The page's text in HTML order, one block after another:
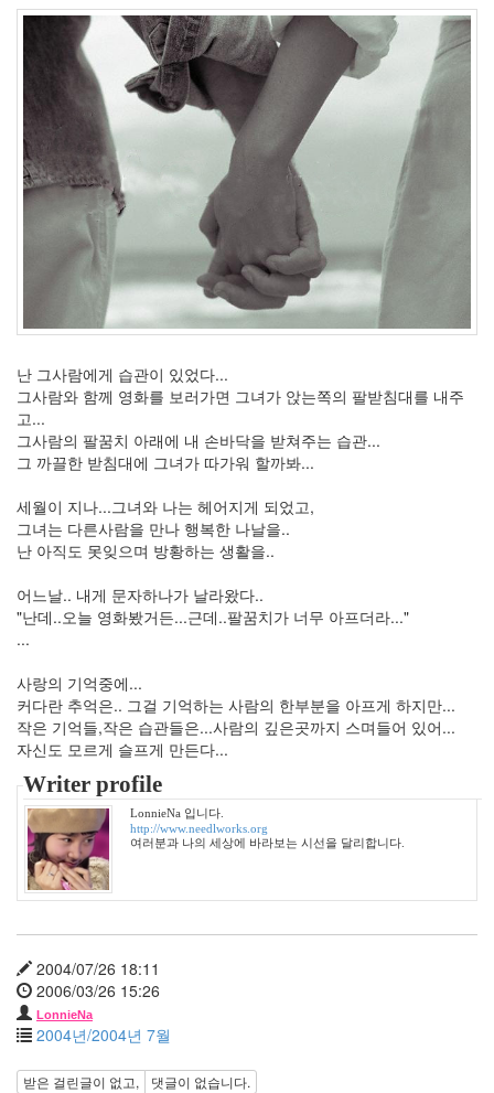
난 그사람에게 습관이 있었다...
그사람와 함께 영화를 보러가면 그녀가 앉는쪽의 팔받침대를 내주
고...
그사람의 팔꿈치 아래에 내 손바닥을 받쳐주는 습관...
그 까끌한 받침대에 그녀가 따가워 할까봐...
세월이 지나...그녀와 나는 헤어지게 되었고,
그녀는 다른사람을 만나 행복한 나날을..
난 아직도 못잊으며 방황하는 생활을..
어느날.. 내게 문자하나가 날라왔다..
"난데..오늘 영화봤거든...근데..팔꿈치가 너무 아프더라..."
...
사랑의 기억중에...
커다란 추억은.. 그걸 기억하는 사람의 한부분을 아프게 하지만...
작은 기억들,작은 습관들은...사람의 깊은곳까지 스며들어 있어...
자신도 모르게 슬프게 만든다...
Writer profile
LonnieNa 입니다.
http://www.needlworks.org
여러분과 나의 세상에 바라보는 시선을 달리합니다.
2004/07/26 18:11
2006/03/26 15:26
LonnieNa
2004년/2004년 7월
받은 걸린글이 없고, 댓글이 없습니다.
월
0
2010
년
9
월
2010
년
11
월
5
년
12
월
2011
년
48
년
1
월
10
2011
년
2
월
7
2011
년
3
4
2011
년
4
6